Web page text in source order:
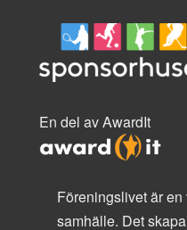
En del av AwardIt
Föreningslivet är
samhälle. Det